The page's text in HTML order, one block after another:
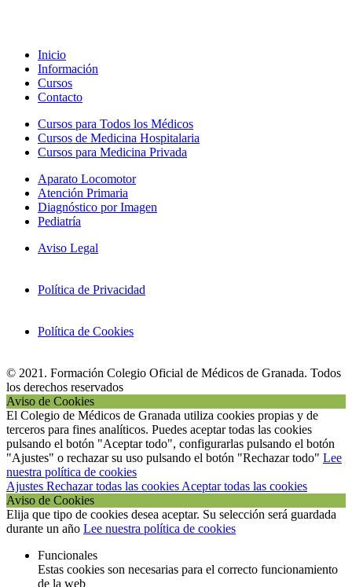
Inicio
Información
Cursos
Contacto
Cursos para Todos los Médicos
Cursos de Medicina Hospitalaria
Cursos para Medicina Privada
Aparato Locomotor
Atención Primaria
Diagnóstico por Imagen
Pediatría
Aviso Legal
Política de Privacidad
Política de Cookies
© 2021. Formación Colegio Oficial de Médicos de Granada. Todos
los derechos reservados
Aviso de Cookies
El Colegio de Médicos de Granada utiliza cookies propias y de
terceros para fines analíticos. Puedes aceptar todas las cookies
pulsando el botón "Aceptar todo", configurarlas pulsando el botón
"Ajustes" o rechazar su uso pulsando el botón "Rechazar todo" Lee
nuestra política de cookies
Ajustes Rechazar todas las cookies Aceptar todas las cookies
Aviso de Cookies
Elija que tipo de cookies desea aceptar. Su selección será guardada
durante un año Lee nuestra política de cookies
Funcionales
Estas cookies son necesarias para el correcto funcionamiento
de la web